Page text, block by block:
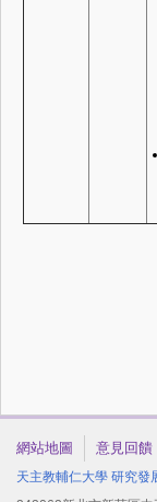
網站地圖 意見回饋
天主教輔仁大學 研究發